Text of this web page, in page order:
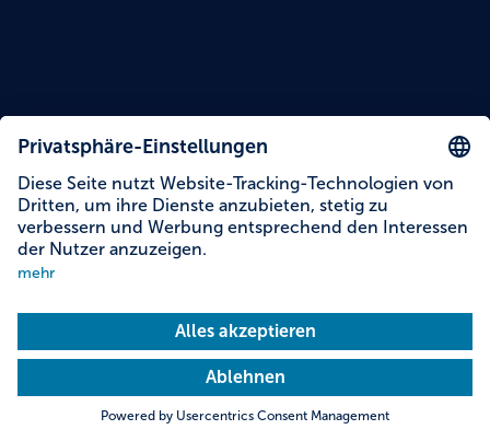
Lesezeit: 14 Minuten
Themen dieser Story